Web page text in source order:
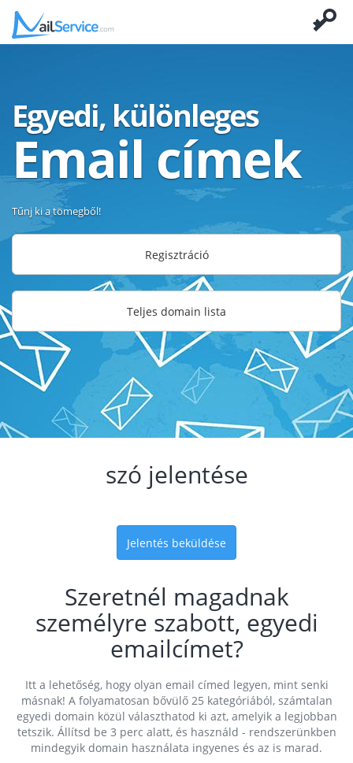
Egyedi, különleges
Email címek
Tűnj ki a tömegből!
Regisztráció
Teljes domain lista
szó jelentése
Jelentés beküldése
Szeretnél magadnak
személyre szabott, egyedi
emailcímet?
Itt a lehetőség, hogy olyan email címed legyen, mint senki
másnak! A folyamatosan bővülő 25 kategóriából, számtalan
egyedi domain közül választhatod ki azt, amelyik a legjobban
tetszik. Állítsd be 3 perc alatt, és használd - rendszerünkben
mindegyik domain használata ingyenes és az is marad.